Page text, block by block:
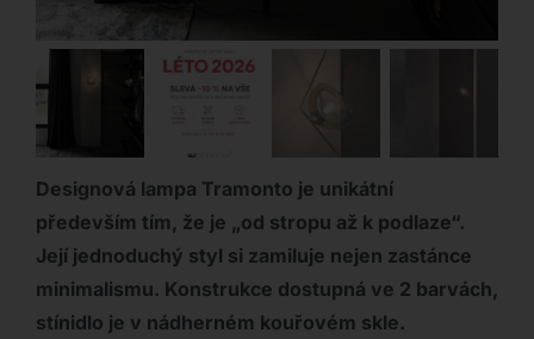
Designová lampa Tramonto je unikátní
především tím, že je „od stropu až k podlaze“.
Její jednoduchý styl si zamiluje nejen zastánce
minimalismu. Konstrukce dostupná ve 2 barvách,
stínidlo je v nádherném kouřovém skle.